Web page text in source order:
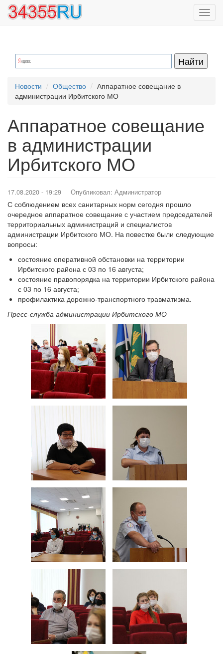
Перейти
основному
Новости Общество
Аппаратное совещание в
администрации Ирбитского МО
Аппаратное совещание
в администрации
Ирбитского МО
17.08.2020 - 19:29 Опубликовал: Администратор
С соблюдением всех санитарных норм сегодня прошло
очередное аппаратное совещание с участием председателей
территориальных администраций и специалистов
администрации Ирбитского МО. На повестке были следующие
вопросы:
состояние оперативной обстановки на территории
Ирбитского района с 03 по 16 августа;
состояние правопорядка на территории Ирбитского района
с 03 по 16 августа;
профилактика дорожно-транспортного травматизма.
Пресс-служба администрации Ирбитского МО